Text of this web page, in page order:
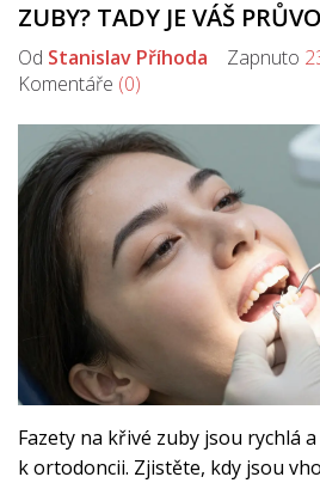
ZUBY? TADY JE VÁŠ
Od Stanislav Příhoda Zapnuto
Komentáře (0)
Fazety na křivé zuby jsou rychlá
k ortodoncii. Zjistěte, kdy jsou